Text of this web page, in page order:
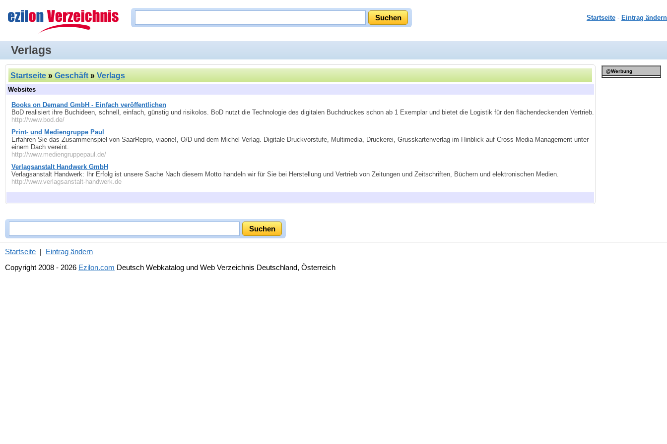
Startseite - Eintrag ändern
Verlags
Startseite » Geschäft» Verlags
Websites
Books on Demand GmbH - Einfach veröffentlichen
BoD realisiert ihre Buchideen, schnell, einfach, günstig und risikolos. BoD nutzt die Technologie des digitalen Buchdruckes schon ab 1 Exemplar und bietet die Logistik für den flächendeckenden Vertrieb.
http://www.bod.de/
Print- und Mediengruppe Paul
Erfahren Sie das Zusammenspiel von SaarRepro, viaone!, O/D und dem Michel Verlag. Digitale Druckvorstufe, Multimedia, Druckerei, Grusskartenverlag im Hinblick auf Cross Media Management unter
einem Dach vereint.
http://www.mediengruppepaul.de/
Verlagsanstalt Handwerk GmbH
Verlagsanstalt Handwerk: Ihr Erfolg ist unsere Sache Nach diesem Motto handeln wir für Sie bei Herstellung und Vertrieb von Zeitungen und Zeitschriften, Büchern und elektronischen Medien.
http://www.verlagsanstalt-handwerk.de
@Werbung
Startseite | Eintrag ändern
Copyright 2008 - 2026 Ezilon.com Deutsch Webkatalog und Web Verzeichnis Deutschland, Österreich